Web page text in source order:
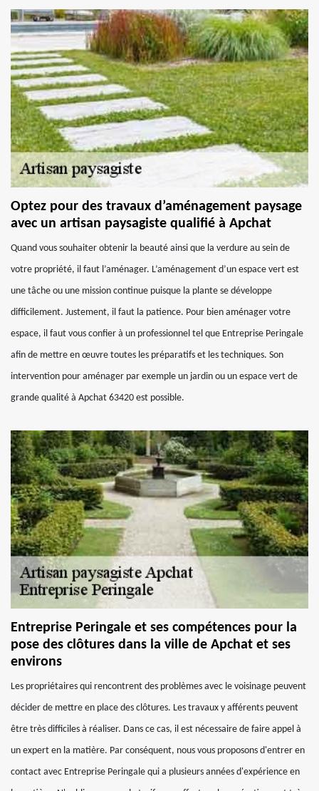
Optez pour des travaux d’aménagement paysage
avec un artisan paysagiste qualifié à Apchat
Quand vous souhaiter obtenir la beauté ainsi que la verdure au sein de
votre propriété, il faut l’aménager. L’aménagement d’un espace vert est
une tâche ou une mission continue puisque la plante se développe
difficilement. Justement, il faut la patience. Pour bien aménager votre
espace, il faut vous confier à un professionnel tel que Entreprise Peringale
afin de mettre en œuvre toutes les préparatifs et les techniques. Son
intervention pour aménager par exemple un jardin ou un espace vert de
grande qualité à Apchat 63420 est possible.
Entreprise Peringale et ses compétences pour la
pose des clôtures dans la ville de Apchat et ses
environs
Les propriétaires qui rencontrent des problèmes avec le voisinage peuvent
décider de mettre en place des clôtures. Les travaux y afférents peuvent
être très difficiles à réaliser. Dans ce cas, il est nécessaire de faire appel à
un expert en la matière. Par conséquent, nous vous proposons d'entrer en
contact avec Entreprise Peringale qui a plusieurs années d'expérience en